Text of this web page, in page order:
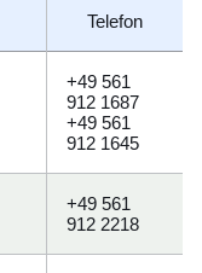
Telefon
+49 561
912 1687
+49 561
912 1645
+49 561
912 2218